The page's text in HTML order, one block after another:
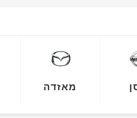
מאזדה